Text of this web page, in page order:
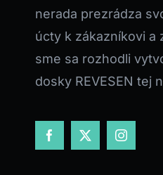
nerada prezrádza
úcty k zákazníkovi a
sme sa rozhodli
dosky REVESEN tej